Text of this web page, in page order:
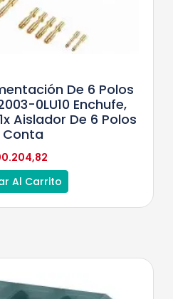
De 6 Polos
0LU10 Enchufe,
Aislador De 6 Polos
Conta
Al Carrito